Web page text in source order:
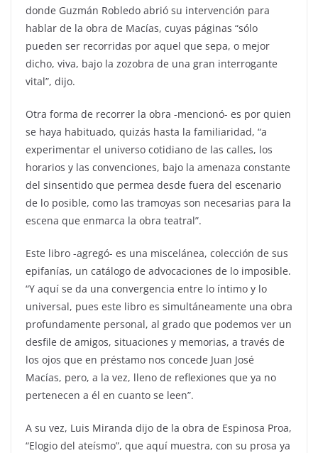
donde Guzmán Robledo abrió su intervención para
hablar de la obra de Macías, cuyas páginas “sólo
pueden ser recorridas por aquel que sepa, o mejor
dicho, viva, bajo la zozobra de una gran interrogante
vital”, dijo.
Otra forma de recorrer la obra -mencionó- es por quien
se haya habituado, quizás hasta la familiaridad, “a
experimentar el universo cotidiano de las calles, los
horarios y las convenciones, bajo la amenaza constante
del sinsentido que permea desde fuera del escenario
de lo posible, como las tramoyas son necesarias para la
escena que enmarca la obra teatral”.
Este libro -agregó- es una miscelánea, colección de sus
epifanías, un catálogo de advocaciones de lo imposible.
“Y aquí se da una convergencia entre lo íntimo y lo
universal, pues este libro es simultáneamente una obra
profundamente personal, al grado que podemos ver un
desfile de amigos, situaciones y memorias, a través de
los ojos que en préstamo nos concede Juan José
Macías, pero, a la vez, lleno de reflexiones que ya no
pertenecen a él en cuanto se leen”.
A su vez, Luis Miranda dijo de la obra de Espinosa Proa,
“Elogio del ateísmo”, que aquí muestra, con su prosa ya